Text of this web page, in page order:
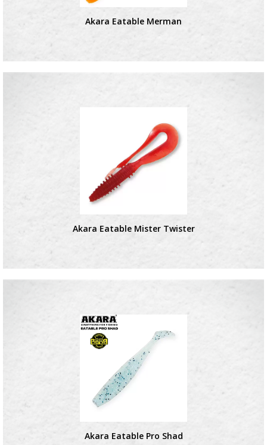
Akara Eatable Merman
Akara Eatable Mister Twister
Akara Eatable Pro Shad